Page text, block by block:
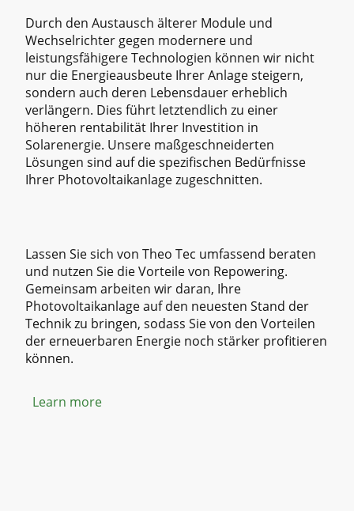
Durch den Austausch älterer Module und
Wechselrichter gegen modernere und
leistungsfähigere Technologien können wir nicht
nur die Energieausbeute Ihrer Anlage steigern,
sondern auch deren Lebensdauer erheblich
verlängern. Dies führt letztendlich zu einer
höheren rentabilität Ihrer Investition in
Solarenergie. Unsere maßgeschneiderten
Lösungen sind auf die spezifischen Bedürfnisse
Ihrer Photovoltaikanlage zugeschnitten.
Lassen Sie sich von Theo Tec umfassend beraten
und nutzen Sie die Vorteile von Repowering.
Gemeinsam arbeiten wir daran, Ihre
Photovoltaikanlage auf den neuesten Stand der
Technik zu bringen, sodass Sie von den Vorteilen
der erneuerbaren Energie noch stärker profitieren
können.
Learn more